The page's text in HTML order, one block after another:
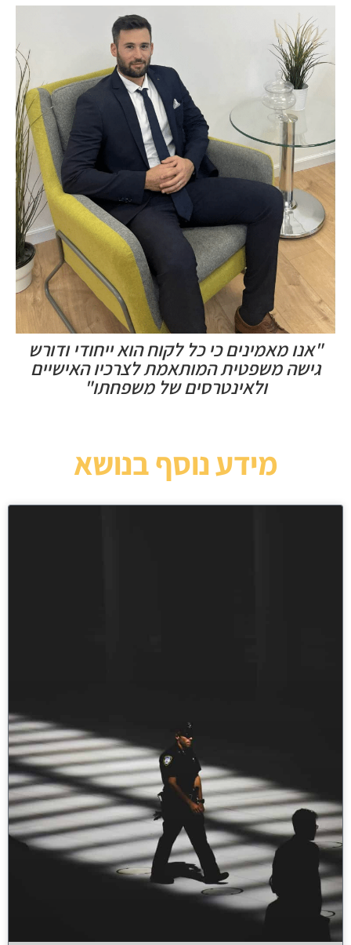
"אנו מאמינים כי כל לקוח הוא ייחודי ודורש
גישה משפטית המותאמת לצרכיו האישיים
ולאינטרסים של משפחתו"
מידע נוסף בנושא